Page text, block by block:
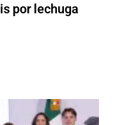
por lechuga